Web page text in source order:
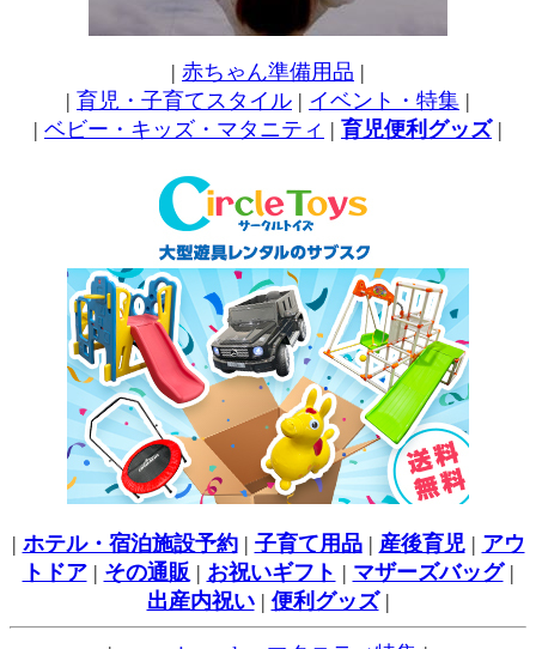
| 赤ちゃん準備用品 |
| 育児・子育てスタイル | イベント・特集 |
| ベビー・キッズ・マタニティ | 育児便利グッズ|
| ホテル・宿泊施設予約| 子育て用品| 産後育児| アウ
トドア| その通販 | お祝いギフト | マザーズバッグ|
出産内祝い| 便利グッズ|